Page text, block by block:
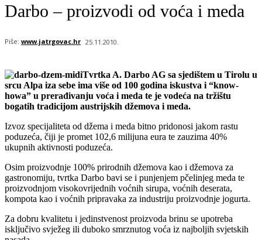
Darbo – proizvodi od voća i meda
Piše: www.jatrgovac.hr 25.11.2010.
Tvrtka A. Darbo AG sa sjedištem u Tirolu u
srcu Alpa iza sebe ima više od 100 godina iskustva i “know-
howa” u prerađivanju voća i meda te je vodeća na tržištu
bogatih tradicijom austrijskih džemova i meda.
Izvoz specijaliteta od džema i meda bitno pridonosi jakom rastu
poduzeća, čiji je promet 102,6 milijuna eura te zauzima 40%
ukupnih aktivnosti poduzeća.
Osim proizvodnje 100% prirodnih džemova kao i džemova za
gastronomiju, tvrtka Darbo bavi se i punjenjem pčelinjeg meda te
proizvodnjom visokovrijednih voćnih sirupa, voćnih deserata,
kompota kao i voćnih pripravaka za industriju proizvodnje jogurta.
Za dobru kvalitetu i jedinstvenost proizvoda brinu se upotreba
isključivo svježeg ili duboko smrznutog voća iz najboljih svjetskih